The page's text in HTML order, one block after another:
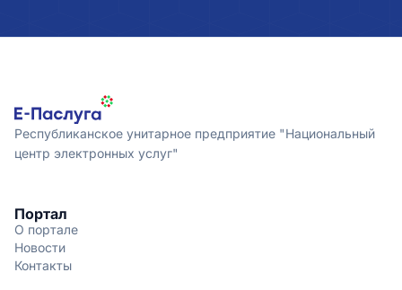
Республиканское унитарное предприятие "Национальный
центр электронных услуг"
Портал
О портале
Новости
Контакты